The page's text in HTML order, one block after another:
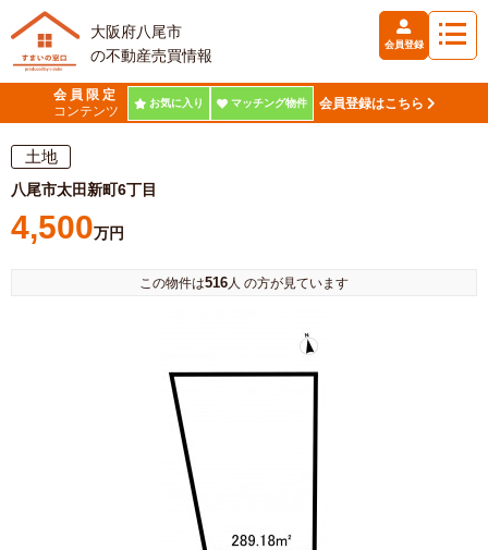
大阪府八尾市
の不動産売買情報
会員登録
会員限定
コンテンツ
お気に入り マッチング物件 会員登録はこちら
土地
八尾市太田新町6丁目
4,500万円
この物件は516 人 の方が見ています